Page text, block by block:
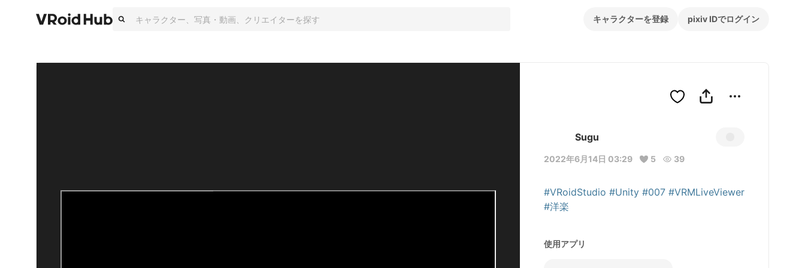
キャラクターを登録 pixiv IDでログイン
Sugu
2022年6月14日 03:29 5 39
#VRoidStudio #Unity #007 #VRMLiveViewer
#洋楽
使用アプリ